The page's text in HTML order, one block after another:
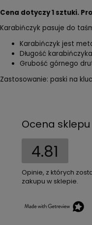
Cena dotyczy 1 sztuki.
Karabińczyk pasuje do
Karabińczyk jest
Długość
Grubość górnego
Zastosowanie: paski na
Ocena sklepu
4.81
Opinie, z których
zakupu w sklepie.